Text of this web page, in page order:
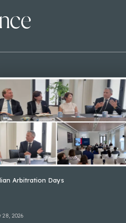
Arbitration Days
28, 2026